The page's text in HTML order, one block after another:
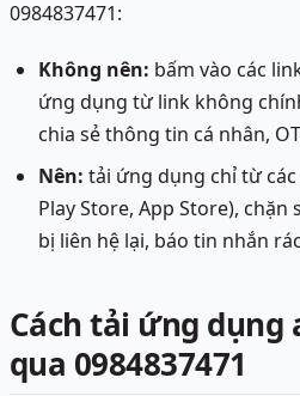
0984837471:
Không nên: bấm vào các
ứng dụng từ link không
chia sẻ thông tin cá nhân,
Nên: tải ứng dụng chỉ từ
Play Store, App Store), chặn
bị liên hệ lại, báo tin nhắn
Cách tải ứng dụng
qua 0984837471